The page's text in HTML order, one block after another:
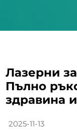
Лазерни
Пълно
здравина
2025-11-13